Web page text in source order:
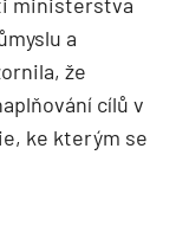
a
že
cílů v
ke kterým se